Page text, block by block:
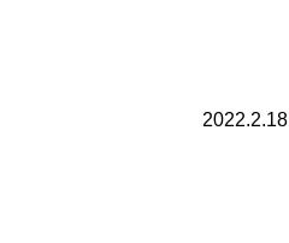
2022.2.18